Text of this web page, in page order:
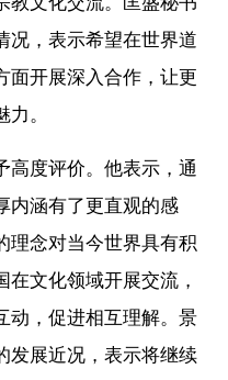
况，表示希望在世界道
面开展深入合作，让更
。
高度评价。他表示，通
内涵有了更直观的感
理念对当今世界具有积
文化领域开展交流，
动，促进相互理解。景
发展近况，表示将继续